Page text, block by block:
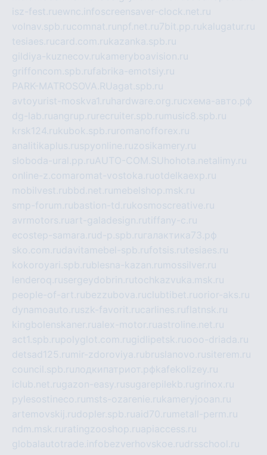
isz-fest.ruewnc.infoscreensaver-clock.net.ru
volnav.spb.rucomnat.ru npf.net.ru7bit.pp.rukalugatur.ru
tesiaes.rucard.com.rukazanka.spb.ru
gildiya-kuznecov.rukameryboavision.ru
griffoncom.spb.rufabrika-emotsiy.ru
PARK-MATROSOVA.RUagat.spb.ru
avtoyurist-moskva1.ru hardware.org.ruсхема-авто.рф
dg-lab.ruangrup.ru recruiter.spb.ru music8.spb.ru
krsk124.rukubok.spb.ru romanofforex.ru
analitikaplus.ruspyonline.ruzosikamery.ru
sloboda-ural.pp.ruAUTO-COM.SU hohota.netalimy.ru
online-z.comaromat-vostoka.ruotdelkaexp.ru
mobilvest.rubbd.net.ru mebelshop.msk.ru
smp-forum.rubastion-td.rukosmoscreative.ru
avrmotors.ruart-galadesign.rutiffany-c.ru
ecostep-samara.rud-p.spb.ru галактика73.рф
sko.com.rudavitamebel-spb.rufotsis.rutesiaes.ru
kokoroyari.spb.rublesna-kazan.ru mossilver.ru
lenderoq.rusergeydobrin.rutochkazvuka.msk.ru
people-of-art.rubezzubova.ruclubtibet.ruorior-aks.ru
dynamoauto.ruszk-favorit.rucarlines.ruflatnsk.ru
kingbolenskaner.rualex-motor.ruastroline.net.ru
act1.spb.rupolyglot.com.rugidlipetsk.ruooo-driada.ru
detsad125.ru mir-zdoroviya.rubruslanovo.rusiterem.ru
council.spb.ruлодкипатриот.рфkafekolizey.ru
iclub.net.rugazon-easy.rusugarepilekb.rugrinox.ru
pylesostineco.ru msts-ozarenie.rukameryjooan.ru
artemovskij.rudopler.spb.ruaid70.ru metall-perm.ru
ndm.msk.ru ratingzooshop.ruapiaccess.ru
globalautotrade.info bezverhovskoe.rudrsschool.ru